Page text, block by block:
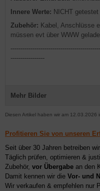
Innere Werte: NICHT
Zubehör: Kabel, Anschlüsse
müssen evt über WWW
-----------------
Mehr Bilder
Diesen Artikel haben wir am 12.03.2026
Profitieren Sie von unseren
Seit über 30 Jahren betreiben
Täglich prüfen, optimieren &
Zubehör, vor Übergabe an den
Damit kennen wir die Vor- und
Wir verkaufen & empfehlen nur